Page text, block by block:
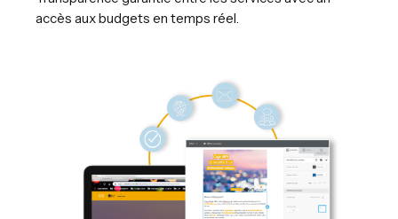
accès aux budgets en temps réel.